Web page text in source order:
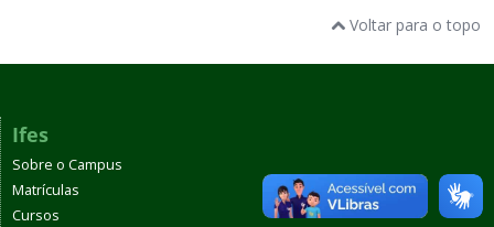
Voltar para o topo
Ifes
Sobre o Campus
Matrículas
Cursos